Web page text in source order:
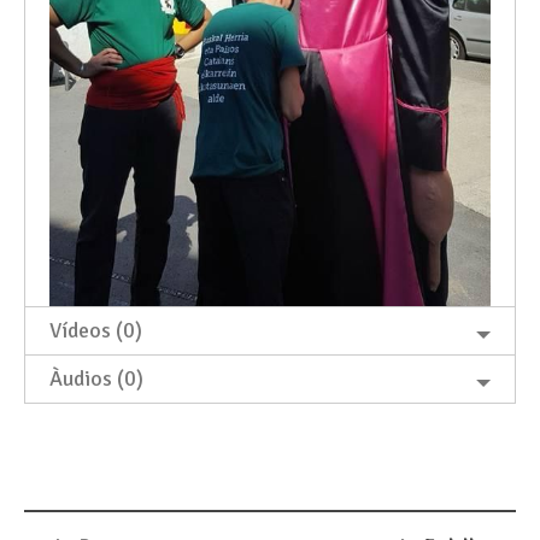
Vídeos (0)
Àudios (0)